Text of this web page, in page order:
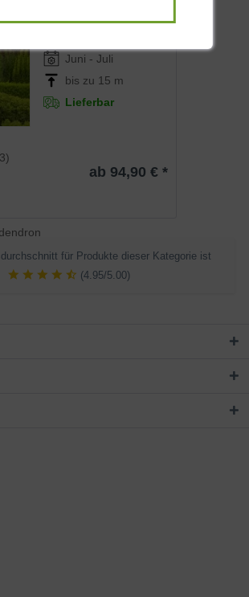
Juni - Juli
bis zu 15 m
Lieferbar
)
ab 94,90 € *
für Produkte dieser Kategorie ist
(4.95/5.00)